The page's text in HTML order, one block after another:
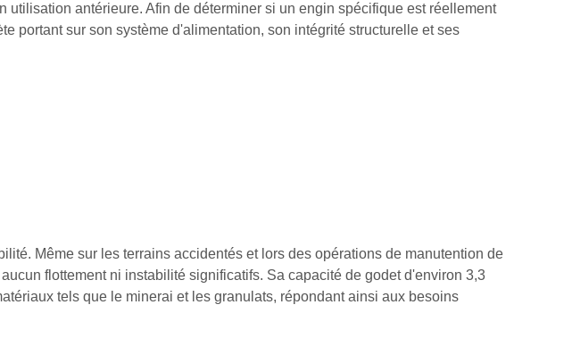
antérieure. Afin de déterminer si un engin spécifique est réellement
portant sur son système d'alimentation, son intégrité structurelle et ses
Même sur les terrains accidentés et lors des opérations de manutention de
flottement ni instabilité significatifs. Sa capacité de godet d'environ 3,3
tels que le minerai et les granulats, répondant ainsi aux besoins